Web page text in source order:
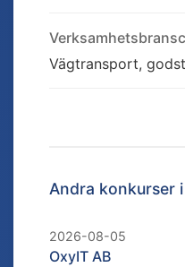
Vägtransport,
Andra konkurser i
2026-08-05
OxyIT AB